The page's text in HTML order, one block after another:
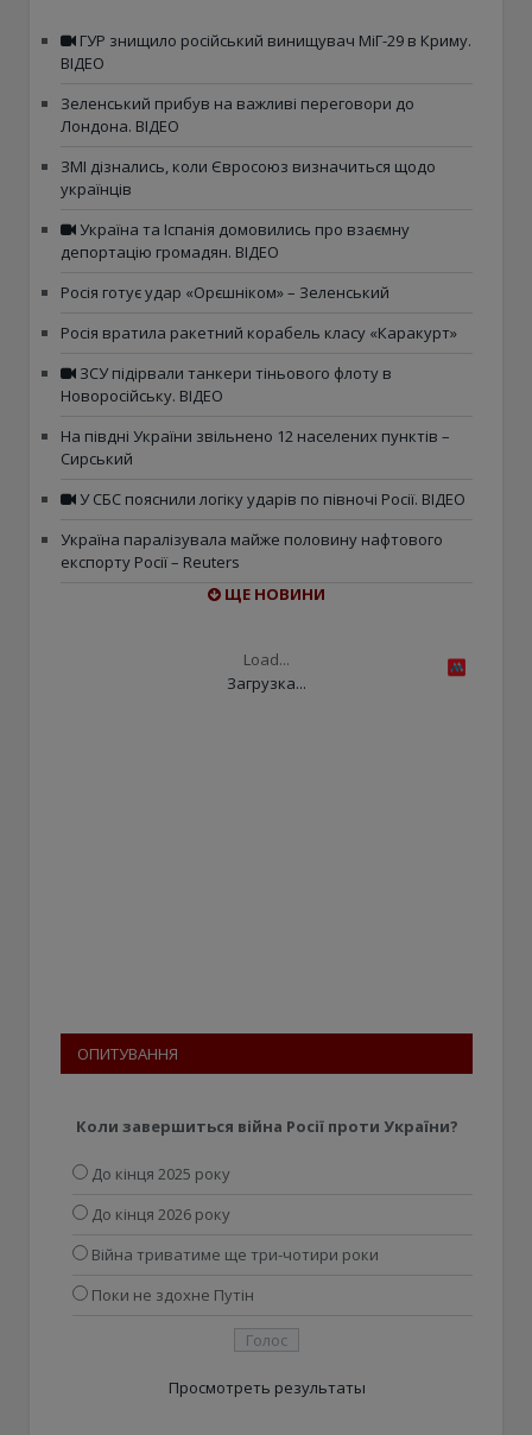
ГУР знищило російський винищувач МіГ-29 в Криму.
ВІДЕО
Зеленський прибув на важливі переговори до
Лондона. ВІДЕО
ЗМІ дізнались, коли Євросоюз визначиться щодо
українців
Україна та Іспанія домовились про взаємну
депортацію громадян. ВІДЕО
Росія готує удар «Орєшніком» – Зеленський
Росія вратила ракетний корабель класу «Каракурт»
ЗСУ підірвали танкери тіньового флоту в
Новоросійську. ВІДЕО
На півдні України звільнено 12 населених пунктів –
Сирський
У СБС пояснили логіку ударів по півночі Росії. ВІДЕО
Україна паралізувала майже половину нафтового
експорту Росії – Reuters
ЩЕ НОВИНИ
Load...
Загрузка...
ОПИТУВАННЯ
Коли завершиться війна Росії проти України?
До кінця 2025 року
До кінця 2026 року
Війна триватиме ще три-чотири роки
Поки не здохне Путін
Просмотреть результаты